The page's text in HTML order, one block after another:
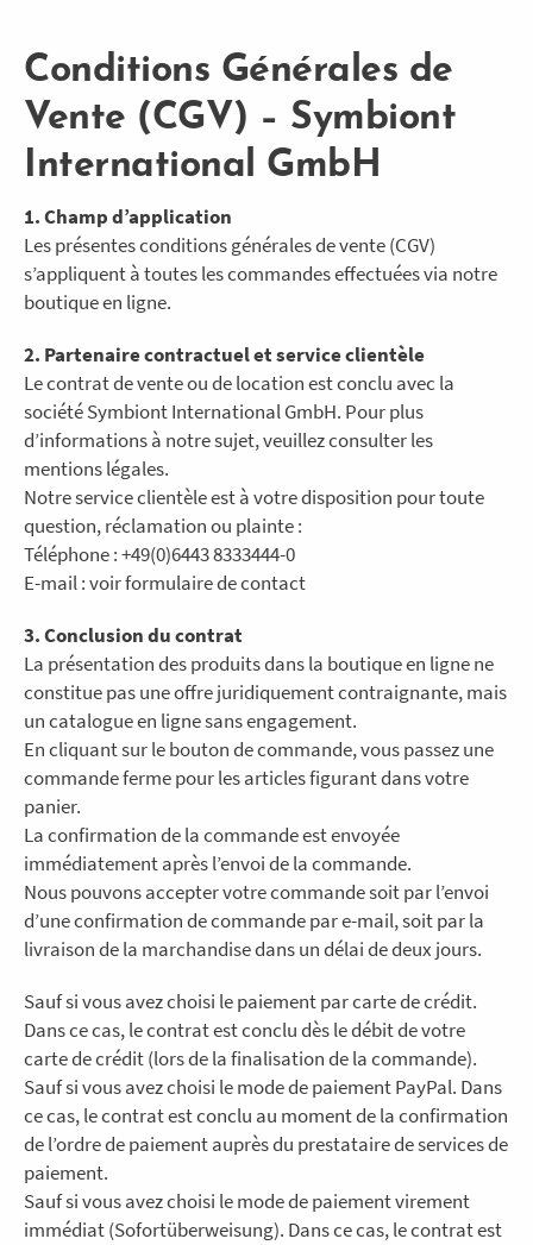
main
content
Conditions Générales de
Vente (CGV) – Symbiont
International GmbH
1. Champ d’application
Les présentes conditions générales de vente (CGV)
s’appliquent à toutes les commandes effectuées via notre
boutique en ligne.
2. Partenaire contractuel et service clientèle
Le contrat de vente ou de location est conclu avec la
société Symbiont International GmbH. Pour plus
d’informations à notre sujet, veuillez consulter les
mentions légales.
Notre service clientèle est à votre disposition pour toute
question, réclamation ou plainte :
Téléphone : +49(0)6443 8333444-0
E-mail : voir formulaire de contact
3. Conclusion du contrat
La présentation des produits dans la boutique en ligne ne
constitue pas une offre juridiquement contraignante, mais
un catalogue en ligne sans engagement.
En cliquant sur le bouton de commande, vous passez une
commande ferme pour les articles figurant dans votre
panier.
La confirmation de la commande est envoyée
immédiatement après l’envoi de la commande.
Nous pouvons accepter votre commande soit par l’envoi
d’une confirmation de commande par e-mail, soit par la
livraison de la marchandise dans un délai de deux jours.
Sauf si vous avez choisi le paiement par carte de crédit.
Dans ce cas, le contrat est conclu dès le débit de votre
carte de crédit (lors de la finalisation de la commande).
Sauf si vous avez choisi le mode de paiement PayPal. Dans
ce cas, le contrat est conclu au moment de la confirmation
de l’ordre de paiement auprès du prestataire de services de
paiement.
Sauf si vous avez choisi le mode de paiement virement
immédiat (Sofortüberweisung). Dans ce cas, le contrat est